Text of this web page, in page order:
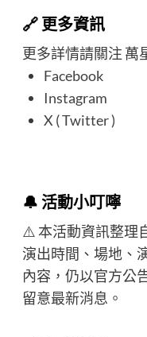
🔗 更多資訊
更多詳情請關注 萬
Facebook
Instagram
X ( Twitter )
🔔 活動小叮嚀
⚠️ 本活動資訊整理
演出時間、場地、
內容，仍以官方公
留意最新消息。